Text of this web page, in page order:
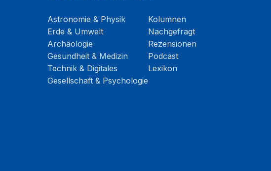
Astronomie & Physik
Erde & Umwelt
Archäologie
Gesundheit & Medizin
Technik & Digitales
Gesellschaft & Psychologie
Kolumnen
Nachgefragt
Rezensionen
Podcast
Lexikon